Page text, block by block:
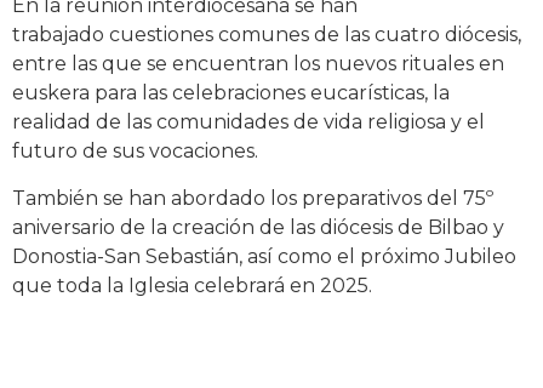
En la reunión interdiocesana se han
trabajado cuestiones comunes de las cuatro diócesis,
entre las que se encuentran los nuevos rituales en
euskera para las celebraciones eucarísticas, la
realidad de las comunidades de vida religiosa y el
futuro de sus vocaciones.
También se han abordado los preparativos del 75º
aniversario de la creación de las diócesis de Bilbao y
Donostia-San Sebastián, así como el próximo Jubileo
que toda la Iglesia celebrará en 2025.